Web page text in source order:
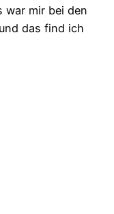
war mir bei den
das find ich